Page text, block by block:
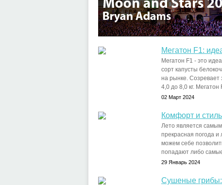
Мегатон F1:
Мегатон F1 - это
сорт капусты
на рынке. Созревает
4,0 до 8,0 кг. Мегатон
02 Март 2024
Комфорт и
Лето является
прекрасная погода и
можем себе
попадают либо
29 Январь 2024
Сушеные грибы: